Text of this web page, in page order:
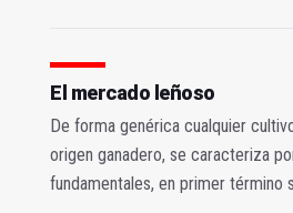
El mercado leñoso
De forma genérica cualquier
origen ganadero, se caracteriza
fundamentales, en primer término